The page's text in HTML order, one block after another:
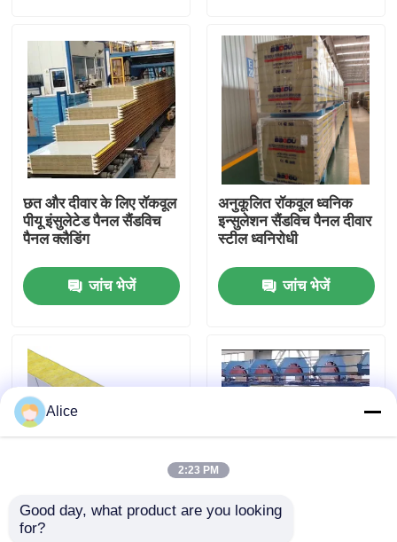
उत्पादों
हमारे बारे में
कारखाना भ्रमण
संपर्क करें
एक उद्धरण का अनुरोध करें
इस्पात संरचना भवन
इस्पात संरचना कार्यशाला
छत और दीवार के लिए रॉकवूल
पीयू इंसुलेटेड पैनल सैंडविच
पैनल क्लैडिंग
जांच भेजें
अनुकूलित रॉकवूल ध्वनिक
इन्सुलेशन सैंडविच पैनल दीवार
स्टील ध्वनिरोधी
जांच भेजें
गोदाम के लिए 75 मिमी 80
मिमी 200 मिमी सैंडविच पैनल
पीयू मिनरल इंसुलेशन रॉकवूल
Alice
2:23 PM
Good day, what product are you looking
for?